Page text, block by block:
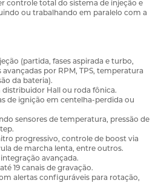
controle total do sistema de injeção e
ou trabalhando em paralelo com a
(partida, fases aspirada e turbo,
por RPM, TPS, temperatura
da bateria).
distribuidor Hall ou roda fônica.
de ignição em centelha-perdida ou
sensores de temperatura, pressão de
progressivo, controle de boost via
de marcha lenta, entre outros.
avançada.
19 canais de gravação.
alertas configuráveis para rotação,